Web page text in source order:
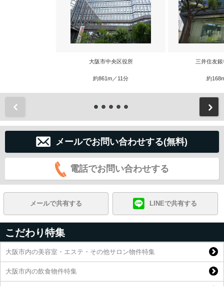
大阪市中央区役所
約861m／11分
三井住友
約
メールでお問い合わせする(無料)
電話でお問い合わせする
メールで共有する LINEで共有する
こだわり特集
大阪市内の美容室・エステ・その他サロン物件特集
大阪市内の飲食物件特集